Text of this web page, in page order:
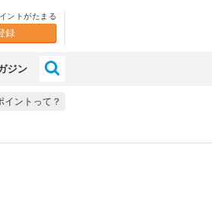
ントがたまる
録
ジン
イントって？